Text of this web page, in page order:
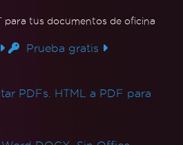
para tus documentos de oficina
Prueba gratis
PDFs. HTML a PDF para